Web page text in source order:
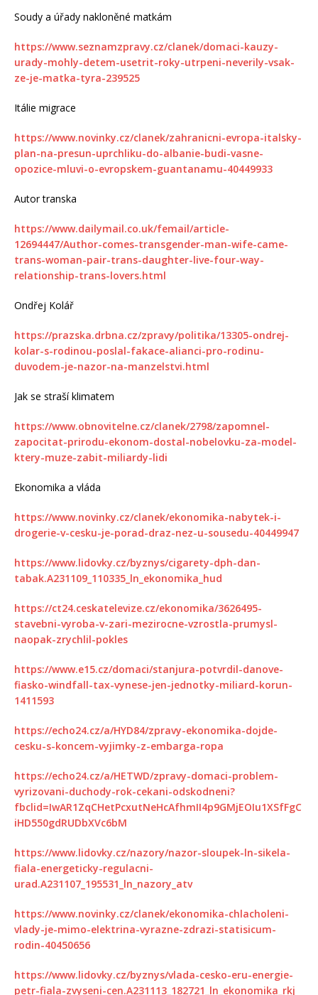
Soudy a úřady nakloněné matkám
https://www.seznamzpravy.cz/clanek/domaci-kauzy-
urady-mohly-detem-usetrit-roky-utrpeni-neverily-vsak-
ze-je-matka-tyra-239525
Itálie migrace
https://www.novinky.cz/clanek/zahranicni-evropa-italsky-
plan-na-presun-uprchliku-do-albanie-budi-vasne-
opozice-mluvi-o-evropskem-guantanamu-40449933
Autor transka
https://www.dailymail.co.uk/femail/article-
12694447/Author-comes-transgender-man-wife-came-
trans-woman-pair-trans-daughter-live-four-way-
relationship-trans-lovers.html
Ondřej Kolář
https://prazska.drbna.cz/zpravy/politika/13305-ondrej-
kolar-s-rodinou-poslal-fakace-alianci-pro-rodinu-
duvodem-je-nazor-na-manzelstvi.html
Jak se straší klimatem
https://www.obnovitelne.cz/clanek/2798/zapomnel-
zapocitat-prirodu-ekonom-dostal-nobelovku-za-model-
ktery-muze-zabit-miliardy-lidi
Ekonomika a vláda
https://www.novinky.cz/clanek/ekonomika-nabytek-i-
drogerie-v-cesku-je-porad-draz-nez-u-sousedu-40449947
https://www.lidovky.cz/byznys/cigarety-dph-dan-
tabak.A231109_110335_ln_ekonomika_hud
https://ct24.ceskatelevize.cz/ekonomika/3626495-
stavebni-vyroba-v-zari-mezirocne-vzrostla-prumysl-
naopak-zrychlil-pokles
https://www.e15.cz/domaci/stanjura-potvrdil-danove-
fiasko-windfall-tax-vynese-jen-jednotky-miliard-korun-
1411593
https://echo24.cz/a/HYD84/zpravy-ekonomika-dojde-
cesku-s-koncem-vyjimky-z-embarga-ropa
https://echo24.cz/a/HETWD/zpravy-domaci-problem-
vyrizovani-duchody-rok-cekani-odskodneni?
fbclid=IwAR1ZqCHetPcxutNeHcAfhmII4p9GMjEOIu1XSfFgC
iHD550gdRUDbXVc6bM
https://www.lidovky.cz/nazory/nazor-sloupek-ln-sikela-
fiala-energeticky-regulacni-
urad.A231107_195531_ln_nazory_atv
https://www.novinky.cz/clanek/ekonomika-chlacholeni-
vlady-je-mimo-elektrina-vyrazne-zdrazi-statisicum-
rodin-40450656
https://www.lidovky.cz/byznys/vlada-cesko-eru-energie-
petr-fiala-zvyseni-cen.A231113_182721_ln_ekonomika_rkj